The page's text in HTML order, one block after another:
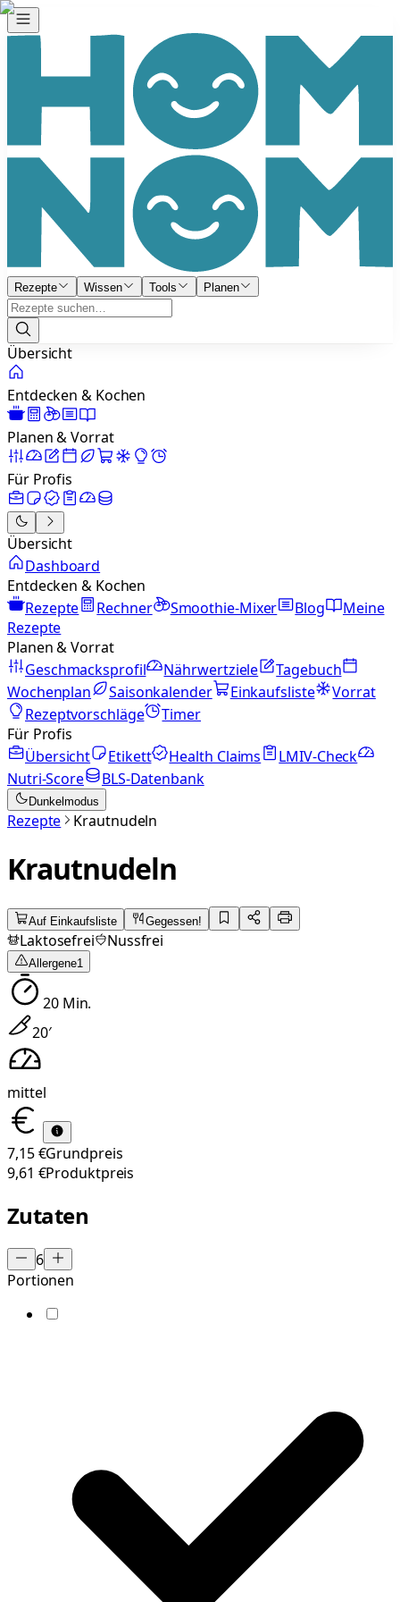
Rezepte Wissen Tools Planen
Übersicht
Entdecken & Kochen
Planen & Vorrat
Für Profis
Übersicht
Dashboard
Entdecken & Kochen
Rezepte
Rechner Smoothie-Mixer Blog
Meine
Rezepte
Planen & Vorrat
Geschmacksprofil
Nährwertziele
Tagebuch
Wochenplan
Saisonkalender Einkaufsliste
Vorrat
Rezeptvorschläge
Timer
Für Profis
Übersicht
Etikett Health Claims
LMIV-Check
Nutri-Score
BLS-Datenbank
Dunkelmodus
Rezepte Krautnudeln
Krautnudeln
Auf Einkaufsliste Gegessen!
Laktosefrei Nussfrei
Allergene1
20Min.
20′
mittel
7,15 €Grundpreis
9,61 €Produktpreis
Zutaten
6
Portionen